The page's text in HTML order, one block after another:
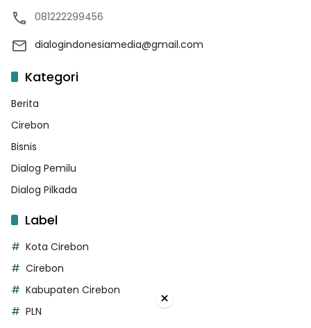
081222299456
dialogindonesiamedia@gmail.com
Kategori
Berita
Cirebon
Bisnis
Dialog Pemilu
Dialog Pilkada
Label
Kota Cirebon
Cirebon
Kabupaten Cirebon
PLN
×